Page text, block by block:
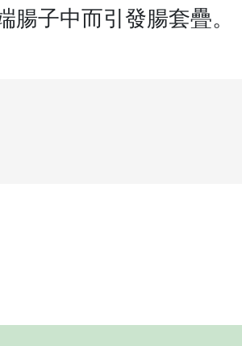
子中而引發腸套疊。